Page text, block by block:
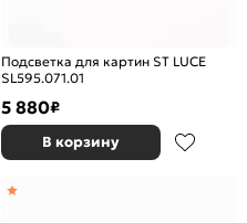
Подсветка для картин ST LUCE
SL595.071.01
5 880₽
В корзину